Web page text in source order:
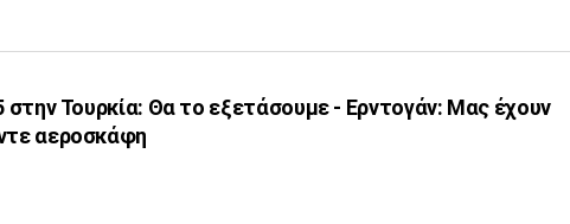
στην Τουρκία: Θα το εξετάσουμε - Ερντογάν: Μας έχουν
αεροσκάφη